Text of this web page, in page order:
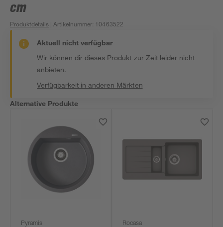
cm
Produktdetails | Artikelnummer: 10463522
Aktuell nicht verfügbar
Wir können dir dieses Produkt zur Zeit leider nicht
anbieten.
Verfügbarkeit in anderen Märkten
Alternative Produkte
Pyramis Rocasa